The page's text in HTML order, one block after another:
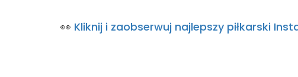
👀 Kliknij i zaobserwuj najlepszy piłkarski